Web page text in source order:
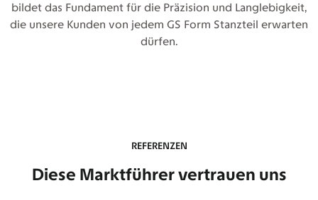
bildet das Fundament für die Präzision und Langlebigkeit,
die unsere Kunden von jedem GS Form Stanzteil erwarten
dürfen.
REFERENZEN
Diese Marktführer vertrauen uns